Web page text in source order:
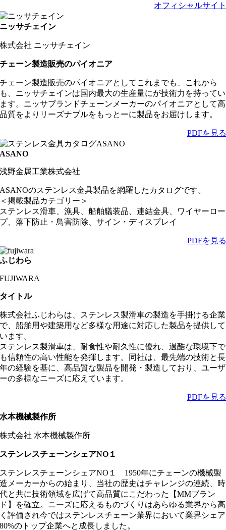
オフィシャルサイト
ニッサチェイン
株式会社 ニッサチェイン
チェーン製造販売のパイオニア
チェーン製造販売のパイオニアとしてこれまでも、これから
も、ニッサチェインは国内最大の生産量にが技術力を持ってい
ます。ニッサブランドチェーンメーカーのパイオニアとして高
品質をよりリーズナブルをもっとーに製品をお届けします。
PDFを見る
ASANO
浅野金属工業株式会社
ASANOのステンレス金具製品を網羅したカタログです。
＜掲載製品カテゴリー＞
ステンレス滑車、漁具、船舶艤装品、連結金具、ワイヤーロー
プ、落下防止・鳥害防除、サイン・ディスプレイ
PDFを見る
ふじわら
FUJIWARA
タイトル
株式会社ふじわらは、ステンレス製滑車の製造を手掛ける企業
で、船舶用や建築用など多様な用途に対応した製品を提供して
います。
ステンレス製滑車は、耐食性や耐久性に優れ、過酷な環境下で
も信頼性の高い性能を発揮します。同社は、最先端の技術と長
年の経験を基に、高品質な製品を開発・製造しており、ユーザ
ーの多様なニーズに応えています。
PDFを見る
水本機械製作所
株式会社 水本機械製作所
ステンレスチェーンシェアNO１
ステンレスチェーンシェアNO１ 1950年にチェーンの機械製
造メーカーからの始まり、当社の歴史はチャレンジの連続、時
代と共に技術領域を広げて高品質にこだわった【MMブラン
ド】を確立。ニーズに応えるものづくりはあらゆる業界から高
く評価され今ではステンレスチェーン業界において業界シェア
80%のトップ企業へと成長しました。